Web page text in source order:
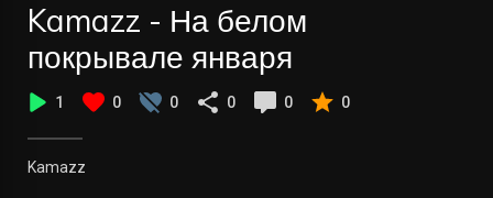
Kamazz - На белом
покрывале января
1 0 0 0 0 0
Kamazz